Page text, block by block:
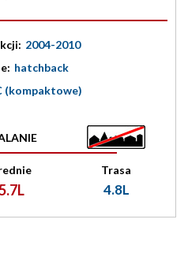
2004-2010
hatchback
(kompaktowe)
Trasa
4.8L